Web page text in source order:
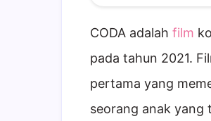
CODA adalah film
pada tahun 2021.
pertama yang
seorang anak yang